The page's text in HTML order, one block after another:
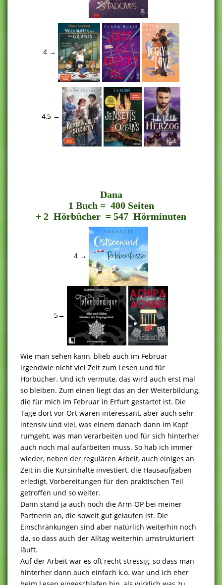
4 →
4,5 →
Dana
1 Buch = 400 Seiten
+ 2 Hörbücher = 547 Hörminuten
4 →
5→
Wie man sehen kann, blieb auch im Februar
irgendwie nicht viel Zeit zum Lesen und für
Hörbücher. Und ich vermute, das wird auch erst mal
so bleiben. Zum einen liegt das an der Weiterbildung,
die für mich im Februar in Erfurt gestartet ist. Die
Tage dort vor Ort waren interessant, aber auch sehr
intensiv und viel, was einem danach dann im Kopf
rumgeht, was man verarbeiten und für sich hinterher
auch noch mal aufarbeiten muss. So hab ich immer
wieder, neben der regulären Arbeit, auch einiges an
Zeit in die Kursinhalte investiert, die Hausaufgaben
erledigt, Vorbereitungen für den praktischen Teil
getroffen und so weiter.
Dann stand ja auch noch die Arm-OP bei meiner
Partnerin an, die soweit gut gelaufen ist. Die
Einschränkungen sind aber natürlich weiterhin noch
da, so dass auch der Alltag weiterhin umstrukturiert
läuft.
Auf der Arbeit war es oft recht stressig, so dass man
hinterher dann auch einfach k.o. war und ich eher